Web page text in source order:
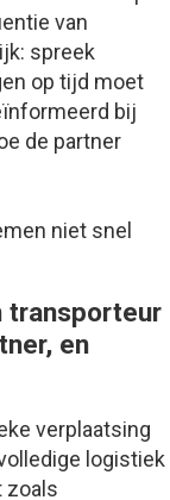
van
spreek
op tijd moet
bij
de partner
niet snel
transporteur
en
verplaatsing
logistiek
zoals